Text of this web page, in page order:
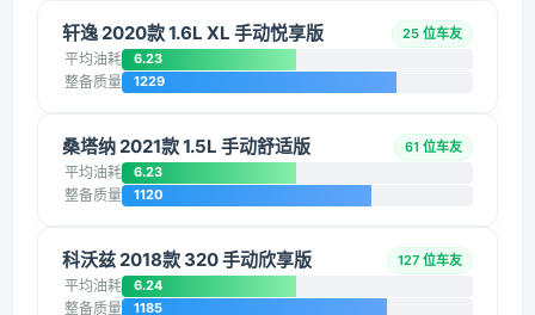
轩逸 2020款 1.6L XL 手动悦享版 25 位车友
平均油耗 6.23
整备质量 1229
桑塔纳 2021款 1.5L 手动舒适版 61 位车友
平均油耗 6.23
整备质量 1120
科沃兹 2018款 320 手动欣享版 127 位车友
平均油耗 6.24
整备质量 1185